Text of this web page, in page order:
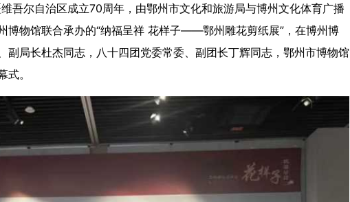
吾尔自治区成立70周年，由鄂州市文化和旅游局与博州文化体育广播
博物馆联合承办的“纳福呈祥 花样子——鄂州雕花剪纸展”，在博州博
副局长杜杰同志，八十四团党委常委、副团长丁辉同志，鄂州市博物馆
。